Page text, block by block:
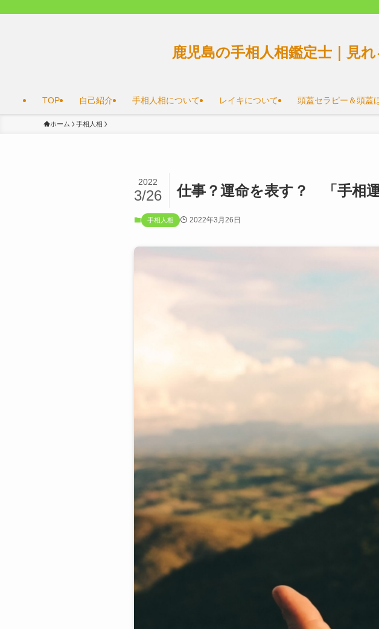
鹿児島の手相人相鑑定士｜見
TOP 自己紹介 手相人相について レイキについて 頭蓋セラピー＆頭蓋
ホーム 手相人相
仕事？運命を表す？ 「手相運
2022
3/26
手相人相 2022年3月26日